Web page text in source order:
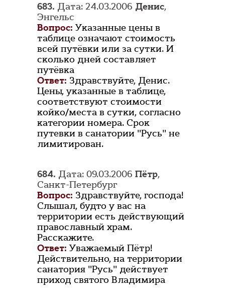
683. Дата: 24.03.2006 Денис,
Энгельс
Вопрос: Указанные цены в
таблице означают стоимость
всей путёвки или за сутки. И
сколько дней составляет
путёвка
Ответ: Здравствуйте, Денис.
Цены, указанные в таблице,
соответствуют стоимости
койко/места в сутки, согласно
категории номера. Срок
путевки в санатории "Русь" не
лимитирован.
684. Дата: 09.03.2006 Пётр,
Санкт-Петербург
Вопрос: Здравствуйте, господа!
Слышал, будто у вас на
территории есть действующий
православный храм.
Расскажите.
Ответ: Уважаемый Пётр!
Действительно, на территории
санатория "Русь" действует
приход святого Владимира